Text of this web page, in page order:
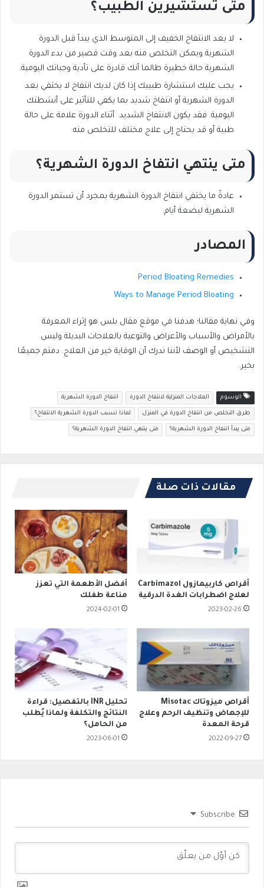
متى تستشيرين الطبيب؟
لا يعد الانتفاخ الخفيف إلى المتوسط ​​الذي يبدأ قبل الدورة
الشهرية ويمكن التخلص منه بعد وقت قصير من بدء الدورة
الشهرية حالة خطيرة طالما أنك قادرة على تأدية وجباتك اليومية.
يجب عليك استشارة طبيبك إذا كان لديك انتفاخ لا يختفي بعد
الدورة الشهرية أو انتفاخ شديد بما يكفي للتأثير على أنشطتك
اليومية. فقد يكون الانتفاخ الشديد أثناء الدورة علامة على حالة
طبية أو قد يحتاج إلى علاج مختلف للتخلص منه.
متى ينتهي انتفاخ الدورة الشهرية؟
عادةً ما يختفي انتفاخ الدورة الشهرية بمجرد أن تستمر الدورة
الشهرية لبضعة أيام.
المصادر
Period Bloating Remedies
Ways to Manage Period Bloating
وفي نهاية مقالنا؛ هدفنا في موقع مقال بلس هو إثراء المعرفة
بالأمراض والأسباب والأعراض والتوعية بالعلاجات البديلة وليس
التشخيص أو الوصف لأننا ندرك أن الوقاية خير من العلاج. دمتم جميعًا
بخير.
الوسوم العلاجات المنزلية لانتفاخ الدورة انتفاخ الدورة الشهرية
طرق التخلص من انتفاخ الدورة في المنزل لماذا تسبب الدورة الشهرية الانتفاخ؟
متى يبدأ انتفاخ الدورة الشهرية؟ متى ينتهي انتفاخ الدورة الشهرية؟
مقالات ذات صلة
أقراص كاربيمازول Carbimazol
لعلاج اضطرابات الغدة الدرقية
2023-02-26
أفضل الأطعمة التي تعزز
مناعة طفلك
2024-02-01
أقراص ميزوتاك Misotac
للإجهاض وتنظيف الرحم وعلاج
قرحة المعدة
2022-09-27
تحليل INR بالتفصيل: قراءة
النتائج والتكلفة ولماذا يُطلب
من الحامل؟
2023-06-01
Subscribe